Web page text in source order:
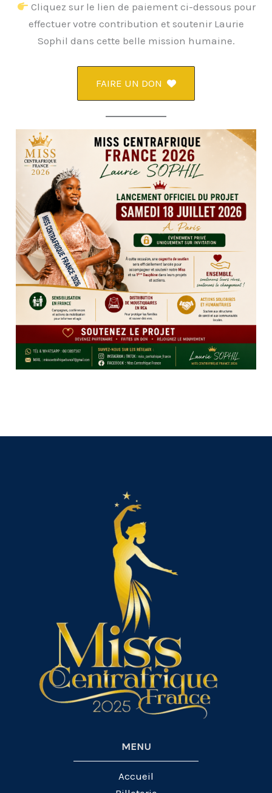
Cliquez sur le lien de paiement ci-dessous pour
effectuer votre contribution et soutenir Laurie
Sophil dans cette belle mission humaine.
FAIRE UN DON
MENU
Accueil